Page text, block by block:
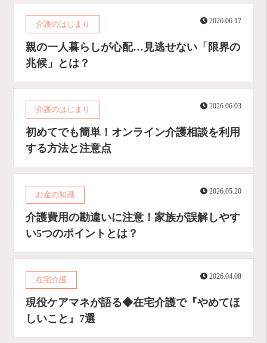
介護のはじまり 2026.06.17
親の一人暮らしが心配…見逃せない「限界の
兆候」とは？
介護のはじまり 2026.06.03
初めてでも簡単！オンライン介護相談を利用
する方法と注意点
お金の知識 2026.05.20
介護費用の勘違いに注意！家族が誤解しやす
い5つのポイントとは？
在宅介護 2026.04.08
現役ケアマネが語る◆在宅介護で『やめてほ
しいこと』7選